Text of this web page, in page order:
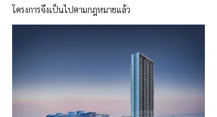
โครงการจึงเป็นไปตามกฎหมายแล้ว